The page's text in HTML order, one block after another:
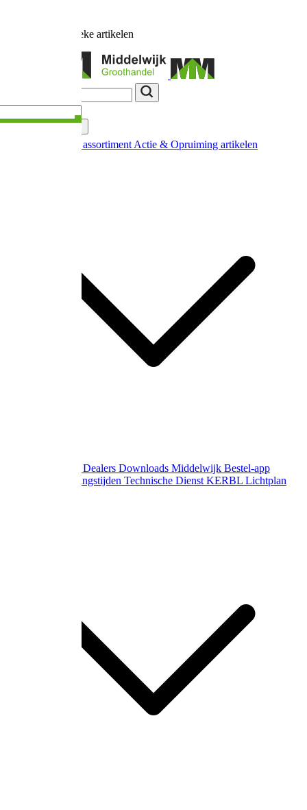
unieke artikelen
Nieuw in ons assortiment Actie & Opruiming artikelen
Dealers Downloads Middelwijk Bestel-app
Gewijzigde openingstijden Technische Dienst KERBL Lichtplan